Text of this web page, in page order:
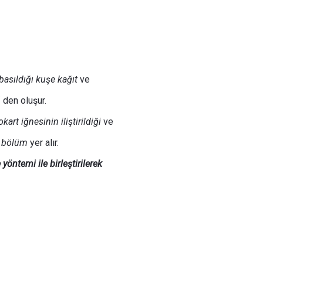
kuşe kağıt ve
den oluşur.
iğnesinin iliştirildiği ve
yer alır.
ile birleştirilerek